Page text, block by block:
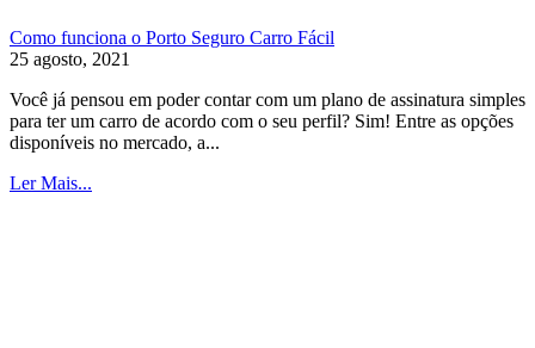
Como funciona o Porto Seguro Carro Fácil
25 agosto, 2021
Você já pensou em poder contar com um plano de assinatura simples
para ter um carro de acordo com o seu perfil? Sim! Entre as opções
disponíveis no mercado, a...
Ler Mais...